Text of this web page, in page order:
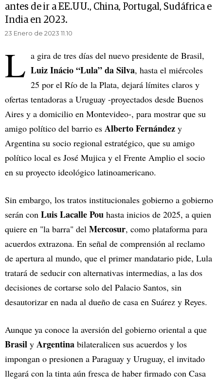
antes de ir a EE.UU., China, Portugal, Sudáfrica e
India en 2023.
23 Enero de 2023 11.10
L a gira de tres días del nuevo presidente de Brasil,
Luiz Inácio “Lula” da Silva, hasta el miércoles
25 por el Río de la Plata, dejará límites claros y
ofertas tentadoras a Uruguay -proyectados desde Buenos
Aires y a domicilio en Montevideo-, para mostrar que su
amigo político del barrio es Alberto Fernández y
Argentina su socio regional estratégico, que su amigo
político local es José Mujica y el Frente Amplio el socio
en su proyecto ideológico latinoamericano.
Sin embargo, los tratos institucionales gobierno a gobierno
serán con Luis Lacalle Pou hasta inicios de 2025, a quien
quiere en "la barra" del Mercosur, como plataforma para
acuerdos extrazona. En señal de comprensión al reclamo
de apertura al mundo, que el primer mandatario pide, Lula
tratará de seducir con alternativas intermedias, a las dos
decisiones de cortarse solo del Palacio Santos, sin
desautorizar en nada al dueño de casa en Suárez y Reyes.
Aunque ya conoce la aversión del gobierno oriental a que
Brasil y Argentina bilateralicen sus acuerdos y los
impongan o presionen a Paraguay y Uruguay, el invitado
llegará con la tinta aún fresca de haber firmado con Casa